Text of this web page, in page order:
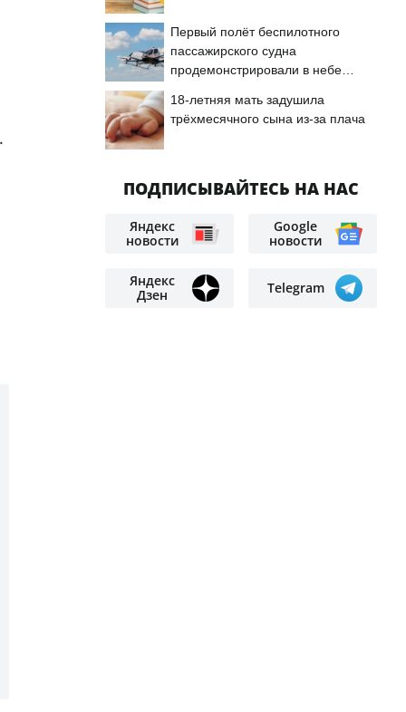
Первый полёт беспилотного
пассажирского судна
продемонстрировали в небе
18-летняя мать задушила
трёхмесячного сына из-за плача
ПОДПИСЫВАЙТЕСЬ НА НАС
Яндекс
новости
Google
новости
Яндекс
Дзен
Telegram